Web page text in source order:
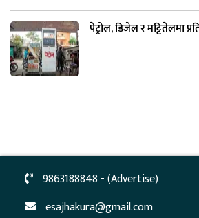
पेट्रोल, डिजेल र मट्टितेलमा
9863188848 - (Advertise)
esajhakura@gmail.com